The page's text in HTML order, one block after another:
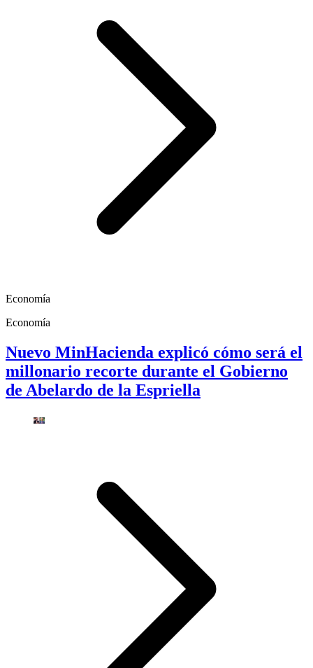
Economía
Economía
Nuevo MinHacienda explicó cómo será el
millonario recorte durante el Gobierno
de Abelardo de la Espriella